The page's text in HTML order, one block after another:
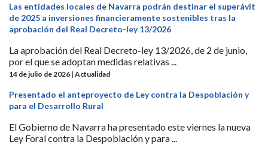
Las entidades locales de Navarra podrán destinar el superávit
de 2025 a inversiones financieramente sostenibles tras la
aprobación del Real Decreto-ley 13/2026
La aprobación del Real Decreto-ley 13/2026, de 2 de junio,
por el que se adoptan medidas relativas ...
14 de julio de 2026 | Actualidad
Presentado el anteproyecto de Ley contra la Despoblación y
para el Desarrollo Rural
El Gobierno de Navarra ha presentado este viernes la nueva
Ley Foral contra la Despoblación y para ...